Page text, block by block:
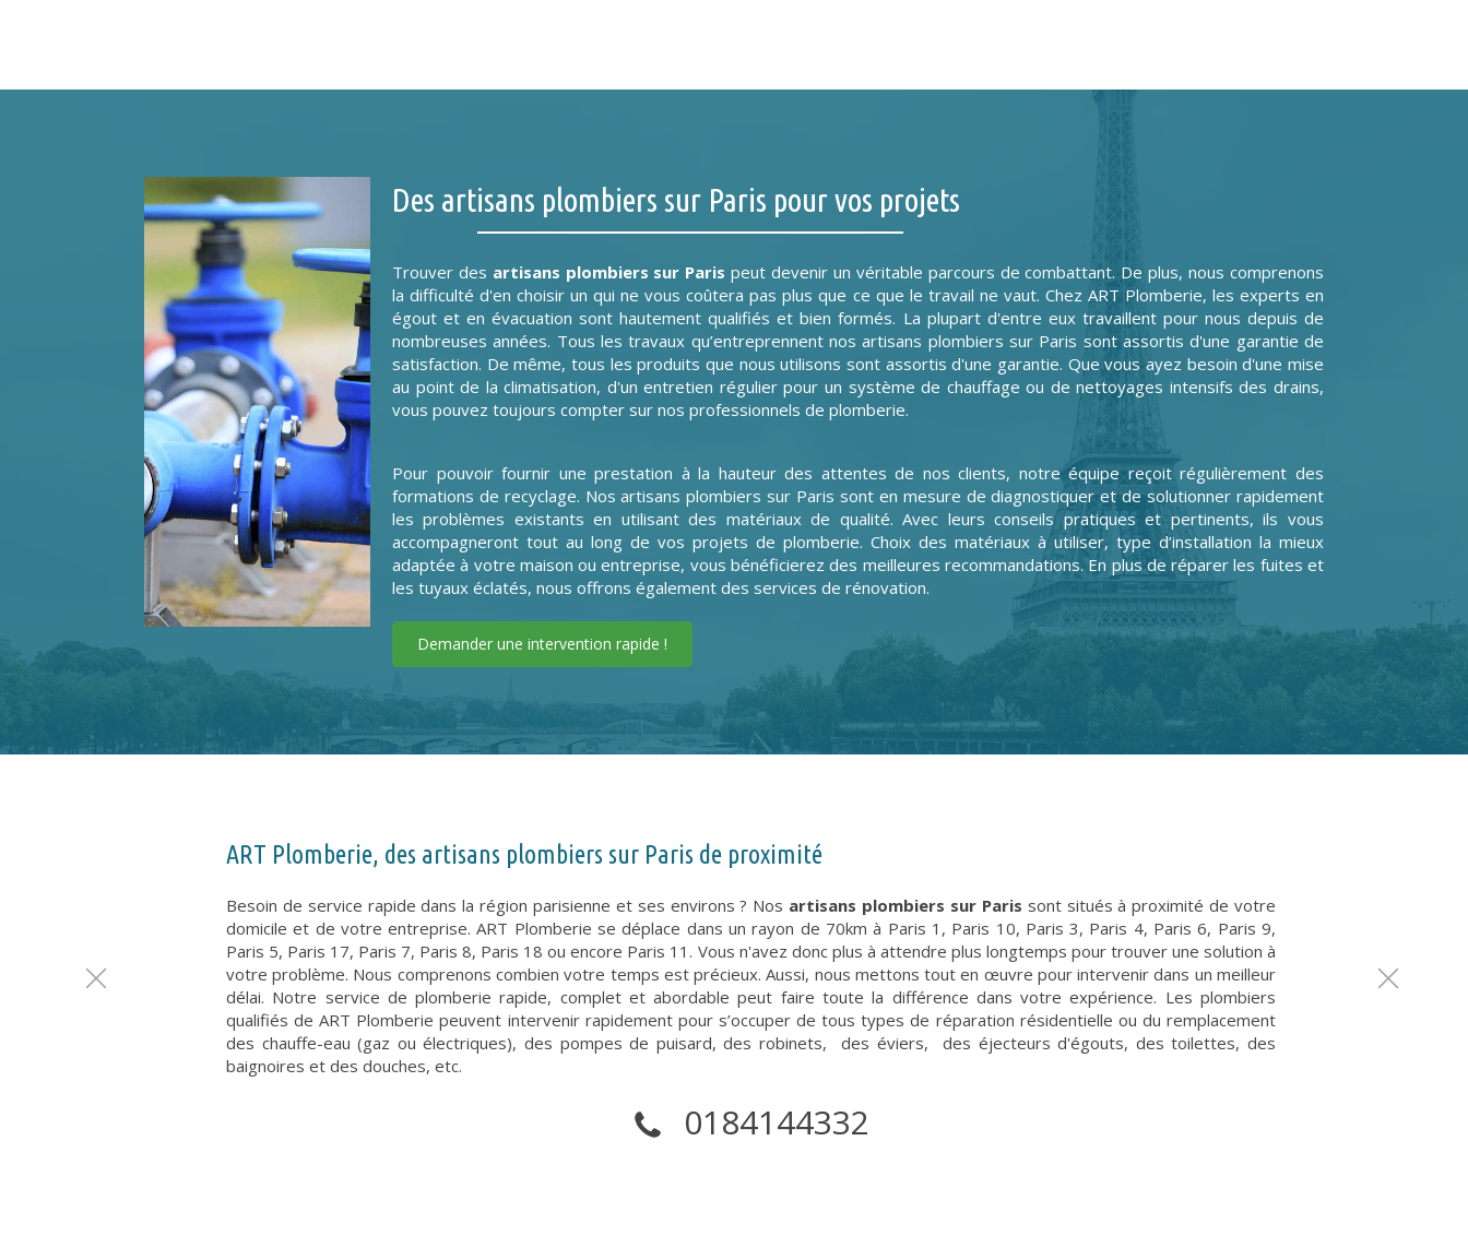
Des artisans plombiers sur Paris pour vos projets
Trouver des artisans plombiers sur Paris peut devenir un véritable parcours de combattant. De plus, nous comprenons
la difficulté d'en choisir un qui ne vous coûtera pas plus que ce que le travail ne vaut. Chez ART Plomberie, les experts en
égout et en évacuation sont hautement qualifiés et bien formés. La plupart d'entre eux travaillent pour nous depuis de
nombreuses années. Tous les travaux qu’entreprennent nos artisans plombiers sur Paris sont assortis d'une garantie de
satisfaction. De même, tous les produits que nous utilisons sont assortis d'une garantie. Que vous ayez besoin d'une mise
au point de la climatisation, d'un entretien régulier pour un système de chauffage ou de nettoyages intensifs des drains,
vous pouvez toujours compter sur nos professionnels de plomberie.
Pour pouvoir fournir une prestation à la hauteur des attentes de nos clients, notre équipe reçoit régulièrement des
formations de recyclage. Nos artisans plombiers sur Paris sont en mesure de diagnostiquer et de solutionner rapidement
les problèmes existants en utilisant des matériaux de qualité. Avec leurs conseils pratiques et pertinents, ils vous
accompagneront tout au long de vos projets de plomberie. Choix des matériaux à utiliser, type d’installation la mieux
adaptée à votre maison ou entreprise, vous bénéficierez des meilleures recommandations. En plus de réparer les fuites et
les tuyaux éclatés, nous offrons également des services de rénovation.
Demander une intervention rapide !
ART Plomberie, des artisans plombiers sur Paris de proximité
Besoin de service rapide dans la région parisienne et ses environs ? Nos artisans plombiers sur Paris sont situés à proximité de votre
domicile et de votre entreprise. ART Plomberie se déplace dans un rayon de 70km à Paris 1, Paris 10, Paris 3, Paris 4, Paris 6, Paris 9,
Paris 5, Paris 17, Paris 7, Paris 8, Paris 18 ou encore Paris 11. Vous n'avez donc plus à attendre plus longtemps pour trouver une solution à
votre problème. Nous comprenons combien votre temps est précieux. Aussi, nous mettons tout en œuvre pour intervenir dans un meilleur
délai. Notre service de plomberie rapide, complet et abordable peut faire toute la différence dans votre expérience. Les plombiers
qualifiés de ART Plomberie peuvent intervenir rapidement pour s’occuper de tous types de réparation résidentielle ou du remplacement
des chauffe-eau (gaz ou électriques), des pompes de puisard, des robinets, des éviers, des éjecteurs d'égouts, des toilettes, des
baignoires et des douches, etc.
0184144332